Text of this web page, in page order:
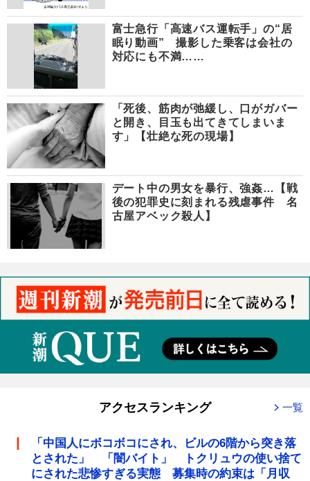
富士急行「高速バス運転手」の“居
眠り動画” 撮影した乗客は会社の
対応にも不満……
「死後、筋肉が弛緩し、口がガバー
と開き、目玉も出てきてしまいま
す」【壮絶な死の現場】
デート中の男女を暴行、強姦…【戦
後の犯罪史に刻まれる残虐事件 名
古屋アベック殺人】
アクセスランキング 一覧
「中国人にボコボコにされ、ビルの6階から突き落
とされた」 「闇バイト」 トクリュウの使い捨て
にされた悲惨すぎる実態 募集時の約束は「月収